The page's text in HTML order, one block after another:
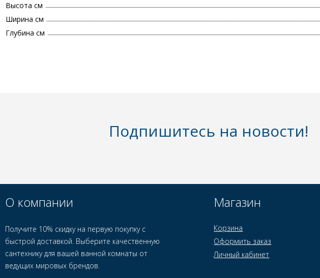
Высота см
Ширина см
Глубина см
Подпишитесь на новости!
О компании
Получите 10% скидку на первую покупку с
быстрой доставкой. Выберите качественную
сантехнику для вашей ванной комнаты от
ведущих мировых брендов.
Магазин
Корзина
Оформить заказ
Личный кабинет